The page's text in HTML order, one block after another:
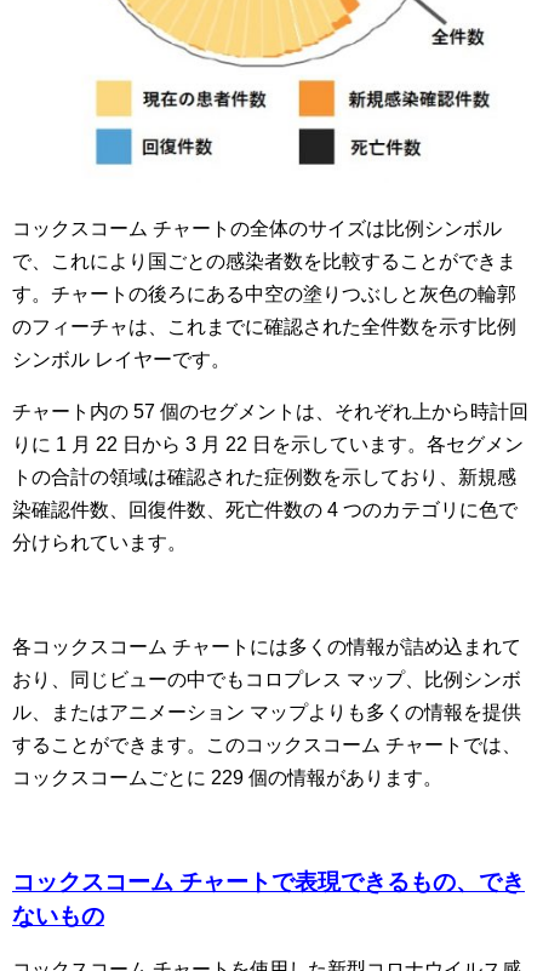
コックスコーム チャートの全体のサイズは比例シンボル
で、これにより国ごとの感染者数を比較することができま
す。チャートの後ろにある中空の塗りつぶしと灰色の輪郭
のフィーチャは、これまでに確認された全件数を示す比例
シンボル レイヤーです。
チャート内の 57 個のセグメントは、それぞれ上から時計回
りに 1 月 22 日から 3 月 22 日を示しています。各セグメン
トの合計の領域は確認された症例数を示しており、新規感
染確認件数、回復件数、死亡件数の 4 つのカテゴリに色で
分けられています。
各コックスコーム チャートには多くの情報が詰め込まれて
おり、同じビューの中でもコロプレス マップ、比例シンボ
ル、またはアニメーション マップよりも多くの情報を提供
することができます。このコックスコーム チャートでは、
コックスコームごとに 229 個の情報があります。
コックスコーム チャートで表現できるもの、でき
ないもの